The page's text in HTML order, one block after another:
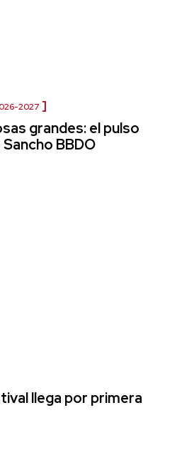
2027
grandes: el pulso
BBDO
llega por primera